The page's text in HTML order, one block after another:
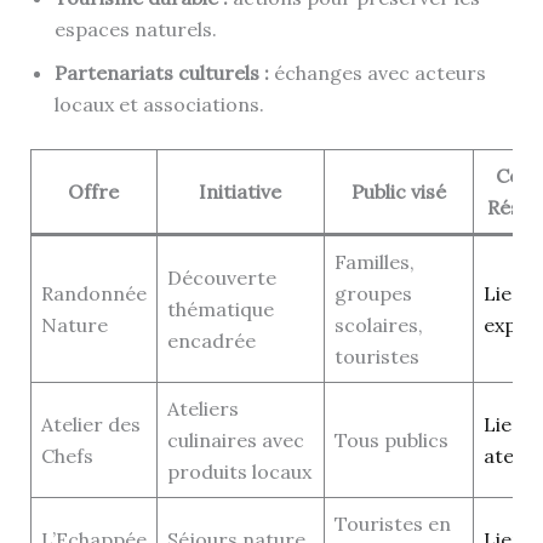
espaces naturels.
Partenariats culturels :échanges avec acteurs
locaux et associations.
Offre Initiative Public visé
Randonnée
Nature
Découverte
thématique
encadrée
Familles,
groupes
scolaires,
touristes
Lien
Atelier des
Chefs
Ateliers
culinaires avec
produits locaux
Tous publics
Lien
Touristes en